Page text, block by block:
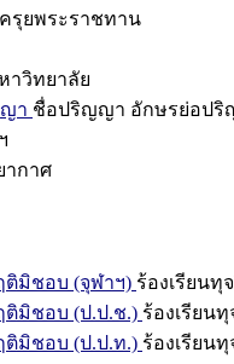
ครุยพระราชทาน
าวิทยาลัย
า ชื่อปริญญา อักษรย่อปริ
ากาศ
ติมิชอบ (จุฬาฯ) ร้องเรียนทุ
ติมิชอบ (ป.ป.ช.) ร้องเรียน
ติมิชอบ (ป.ป.ท.) ร้องเรียน